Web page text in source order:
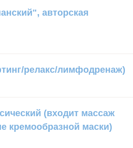
авторская
релакс/лимфодренаж)
(входит массаж
кремообразной маски)